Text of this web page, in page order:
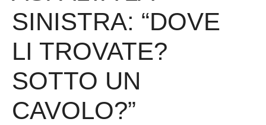
SINISTRA: “DOVE
LI TROVATE?
SOTTO UN
CAVOLO?”